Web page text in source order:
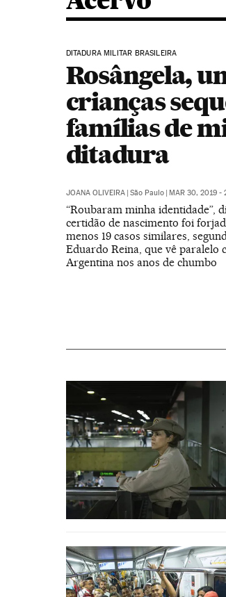
DITADURA MILITAR BRASILEIRA
Rosângela,
crianças
famílias de
ditadura
JOANA OLIVEIRA | São Paulo | MAR 30, 2019 -
“Roubaram minha identidade”,
certidão de nascimento foi
menos 19 casos similares,
Eduardo Reina, que vê paralelo
Argentina nos anos de chumbo